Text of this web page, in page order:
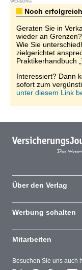
WERBUNG
Noch
Geraten Sie in
wieder an Grenzen?
Wie Sie
zielgerichtet
Praktikerhandbuch
Interessiert? Dann
sofort zum
unter diesem Link
Besuchen Sie uns auch
Über den Verlag
Werbung schalten
Mitarbeiten